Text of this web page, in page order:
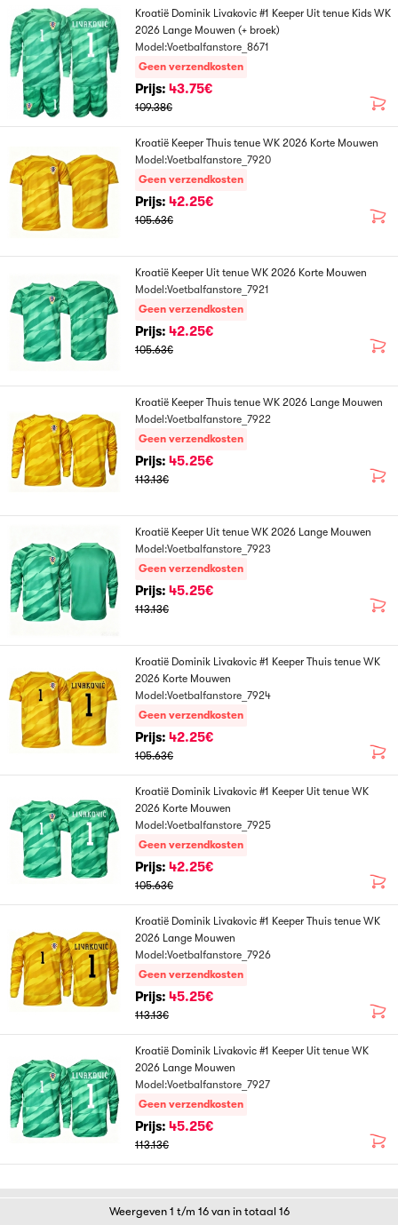
Kroatië Dominik Livakovic #1 Keeper Uit tenue Kids WK
2026 Lange Mouwen (+ broek)
Model:Voetbalfanstore_8671
Geen verzendkosten
Prijs: 43.75€
109.38€
Kroatië Keeper Thuis tenue WK 2026 Korte Mouwen
Model:Voetbalfanstore_7920
Geen verzendkosten
Prijs: 42.25€
105.63€
Kroatië Keeper Uit tenue WK 2026 Korte Mouwen
Model:Voetbalfanstore_7921
Geen verzendkosten
Prijs: 42.25€
105.63€
Kroatië Keeper Thuis tenue WK 2026 Lange Mouwen
Model:Voetbalfanstore_7922
Geen verzendkosten
Prijs: 45.25€
113.13€
Kroatië Keeper Uit tenue WK 2026 Lange Mouwen
Model:Voetbalfanstore_7923
Geen verzendkosten
Prijs: 45.25€
113.13€
Kroatië Dominik Livakovic #1 Keeper Thuis tenue WK
2026 Korte Mouwen
Model:Voetbalfanstore_7924
Geen verzendkosten
Prijs: 42.25€
105.63€
Kroatië Dominik Livakovic #1 Keeper Uit tenue WK
2026 Korte Mouwen
Model:Voetbalfanstore_7925
Geen verzendkosten
Prijs: 42.25€
105.63€
Kroatië Dominik Livakovic #1 Keeper Thuis tenue WK
2026 Lange Mouwen
Model:Voetbalfanstore_7926
Geen verzendkosten
Prijs: 45.25€
113.13€
Kroatië Dominik Livakovic #1 Keeper Uit tenue WK
2026 Lange Mouwen
Model:Voetbalfanstore_7927
Geen verzendkosten
Prijs: 45.25€
113.13€
Weergeven 1 t/m 16 van in totaal 16